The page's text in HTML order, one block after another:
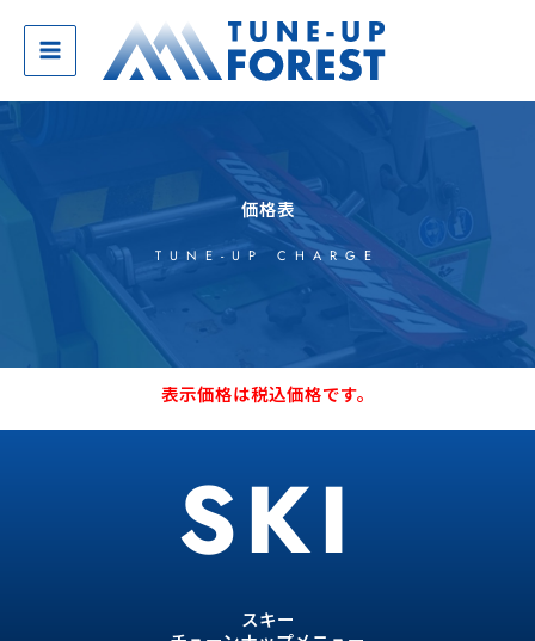
ス
価格表
TUNE-UP CHARGE
表示価格は税込価格です。
SKI
スキー